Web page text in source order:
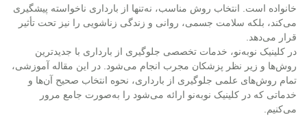
خانواده است. انتخاب روش مناسب، نه‌تنها از بارداری ناخواسته پیشگیری
می‌کند، بلکه سلامت جسمی، روانی و زندگی زناشویی را نیز تحت تأثیر
قرار می‌دهد.
در کلینیک نوبه‌نو، خدمات تخصصی جلوگیری از بارداری با جدیدترین
روش‌ها و زیر نظر پزشکان مجرب انجام می‌شود. در این مقاله آموزشی،
تمام روش‌های علمی جلوگیری از بارداری، نحوه انتخاب صحیح آن‌ها و
خدماتی که در کلینیک نوبه‌نو ارائه می‌شود را به‌صورت جامع مرور
می‌کنیم.